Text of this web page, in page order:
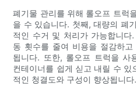
폐기물 관리를 위해 롤오프 트럭
을 수 있습니다. 첫째, 대량의 폐
적인 수거 및 처리가 가능합니
동 횟수를 줄여 비용을 절감하
됩니다. 또한, 롤오프 트럭을 사
컨테이너를 쉽게 싣고 내릴 수
적인 청결도와 구성이 향상됩니다.